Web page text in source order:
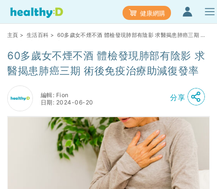
健康網購
主頁 > 生活百科 > 60多歲女不煙不酒 體檢發現肺部有陰影 求醫揭患肺癌三期 術
60多歲女不煙不酒 體檢發現肺部有陰影 求
醫揭患肺癌三期 術後免疫治療助減復發率
編輯: Fion
日期: 2024-06-20
分享